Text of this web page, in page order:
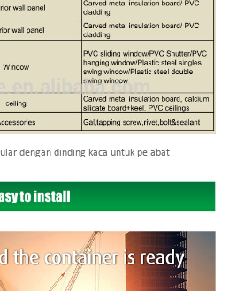
dengan dinding kaca untuk pejabat